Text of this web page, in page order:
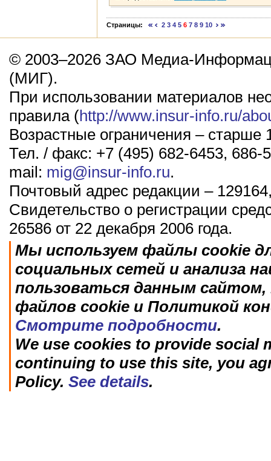
Страницы: 2 3 4 5 6 7 8 9 10
© 2003–2026 ЗАО Медиа-
(МИГ).
При использовании материалов
правила (http://www.insur-info.ru/
Возрастные ограничения – старше
Тел. / факс: +7 (495) 682-6453, 686-
mail: mig@insur-info.ru.
Почтовый адрес редакции –
Свидетельство о регистрации
26586 от 22 декабря 2006 года.
Мы используем файлы cookie
социальных сетей и анализа
пользоваться данным
файлов cookie и Политикой
Смотрите подробности.
We use cookies to provide social
continuing to use this site, you
Policy. See details.